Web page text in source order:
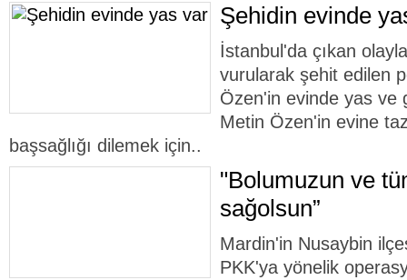
Şehidin evinde
İstanbul'da çıkan
vurularak şehit edilen
Özen'in evinde yas ve
Metin Özen'in evine
başsağlığı dilemek için..
"Bolumuzun ve
sağolsun”
Mardin'in Nusaybin
PKK'ya yönelik